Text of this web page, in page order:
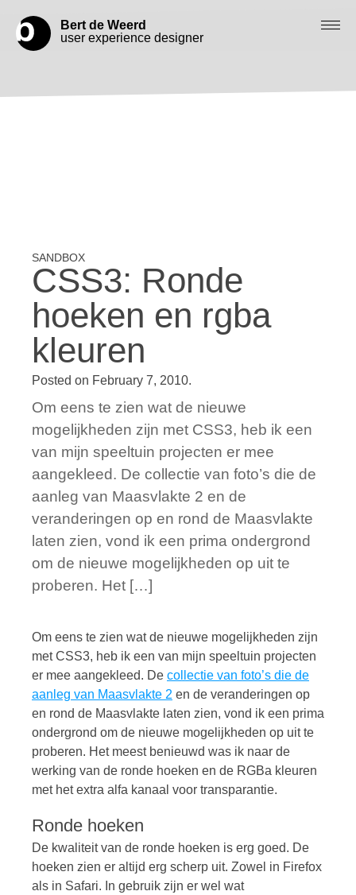
CSS3: Ronde
hoeken en rgba
kleuren
Posted on February 7, 2010.
Om eens te zien wat de nieuwe
mogelijkheden zijn met CSS3, heb ik een
van mijn speeltuin projecten er mee
aangekleed. De collectie van foto’s die de
aanleg van Maasvlakte 2 en de
veranderingen op en rond de Maasvlakte
laten zien, vond ik een prima ondergrond
om de nieuwe mogelijkheden op uit te
proberen. Het […]
Om eens te zien wat de nieuwe mogelijkheden zijn
met CSS3, heb ik een van mijn speeltuin projecten
er mee aangekleed. De collectie van foto’s die de
aanleg van Maasvlakte 2 en de veranderingen op
en rond de Maasvlakte laten zien, vond ik een prima
ondergrond om de nieuwe mogelijkheden op uit te
proberen. Het meest benieuwd was ik naar de
werking van de ronde hoeken en de RGBa kleuren
met het extra alfa kanaal voor transparantie.
Ronde hoeken
De kwaliteit van de ronde hoeken is erg goed. De
hoeken zien er altijd erg scherp uit. Zowel in Firefox
als in Safari. In gebruik zijn er wel wat
Bert de Weerd
user experience designer